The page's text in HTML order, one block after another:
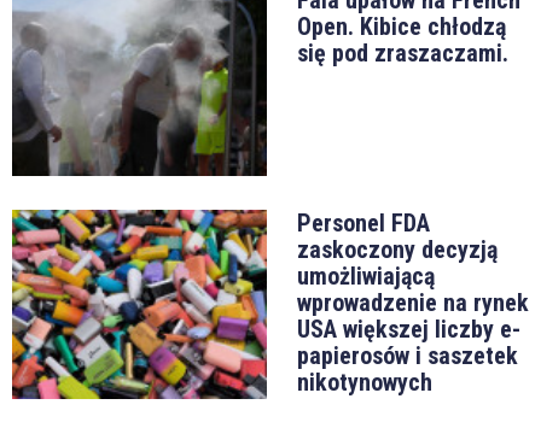
Open. Kibice chłodzą
się pod zraszaczami.
Personel FDA
zaskoczony decyzją
umożliwiającą
wprowadzenie na rynek
USA większej liczby e-
papierosów i saszetek
nikotynowych